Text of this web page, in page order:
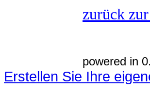
zurück
powered in
Erstellen Sie Ihre